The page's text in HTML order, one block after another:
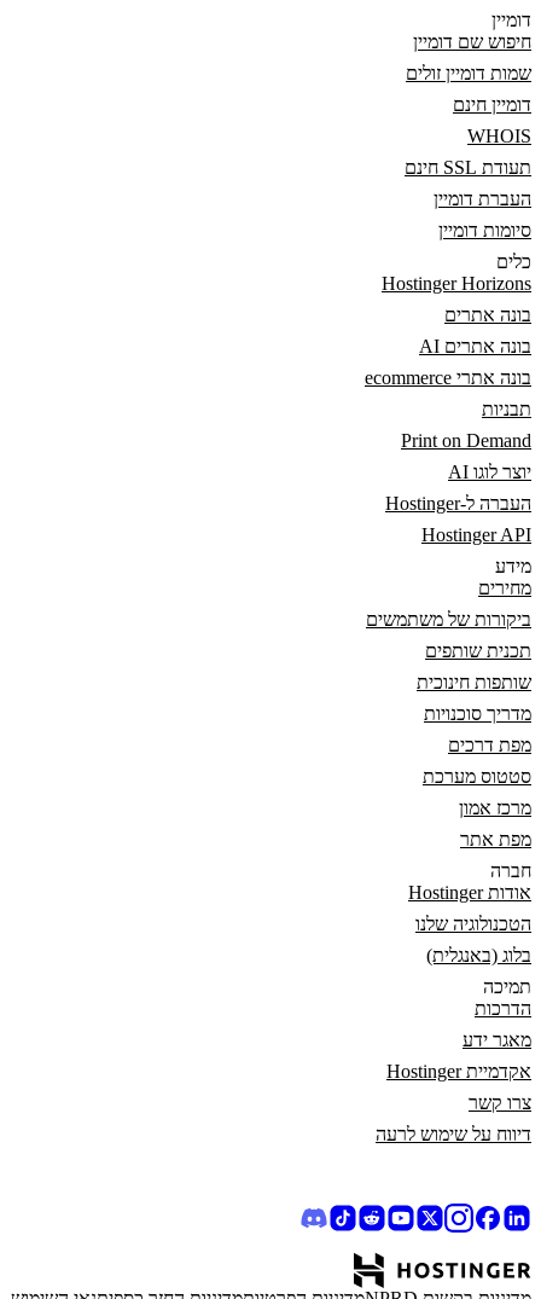
דומיין
חיפוש שם דומיין
שמות דומיין זולים
דומיין חינם
WHOIS
תעודת SSL חינם
העברת דומיין
סיומות דומיין
כלים
Hostinger Horizons
בונה אתרים
בונה אתרים AI
בונה אתרי ecommerce
תבניות
Print on Demand
יוצר לוגו AI
העברה ל-Hostinger
Hostinger API
מידע
מחירים
ביקורות של משתמשים
תכנית שותפים
שותפות חינוכית
מדריך סוכנויות
מפת דרכים
סטטוס מערכת
מרכז אמון
מפת אתר
חברה
אודות Hostinger
הטכנולוגיה שלנו
בלוג (באנגלית)
תמיכה
הדרכות
מאגר ידע
אקדמיית Hostinger
צרו קשר
דיווח על שימוש לרעה